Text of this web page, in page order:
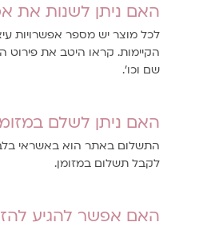
האם ניתן לשנות את
לכל מוצר יש מספר אפשרויות
הקיימות. קראו היטב את
שם וכו'.
האם ניתן לשלם
התשלום באתר הוא באשראי
לקבל תשלום במזומן.
האם אפשר להגיע